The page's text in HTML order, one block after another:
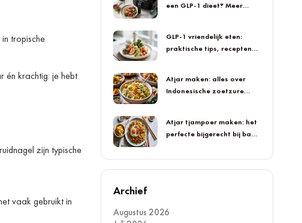
tropische
én krachtig: je hebt
zijn typische
vaak gebruikt in
een GLP-1 dieet? Meer
GLP-1 vriendelijk eten:
praktische tips, recepten
Atjar maken: alles over
Indonesische zoetzure
Atjar tjampoer maken: het
perfecte bijgerecht bij bami
Archief
Augustus 2026